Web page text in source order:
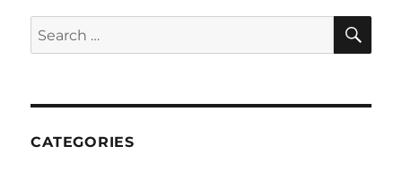
Search
for:
CATEGORIES